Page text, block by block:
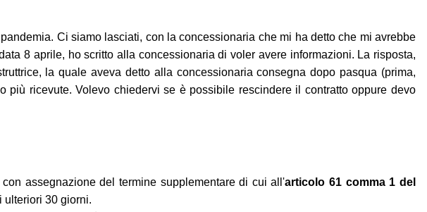
Ci siamo lasciati, con la concessionaria che mi ha detto che mi avrebbe
8 aprile, ho scritto alla concessionaria di voler avere informazioni. La risposta,
la quale aveva detto alla concessionaria consegna dopo pasqua (prima,
ricevute. Volevo chiedervi se è possibile rescindere il contratto oppure devo
assegnazione del termine supplementare di cui all'articolo 61 comma 1 del
ulteriori 30 giorni.